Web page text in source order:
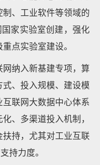
、工业软件等领域的
家实验室创建，强化
点实验室建设。
纳入新基建专项，算
、投入规模、建设模
联网大数据中心体系
、多渠道投入机制，
持，尤其对工业互联
持力度。